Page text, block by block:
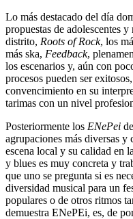
Lo más destacado del día
propuestas de adolescentes
distrito, Roots ofRock, los
más ska, Feedback,
los escenarios y, aún con
procesos pueden ser
convencimiento en su
tarimas con un nivel
Posteriormente los ENePei
agrupaciones más diversas y
escena local y su calidad en
y blues es muy concreta y
que uno se pregunta si es
diversidad musical para un
populares o de otros ritmos
demuestra ENePEi, es, de